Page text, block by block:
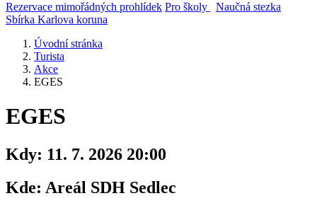
Rezervace mimořádných prohlídek Pro školy
Naučná stezka
Sbírka Karlova koruna
Úvodní stránka
Turista
Akce
EGES
EGES
Kdy: 11. 7. 2026 20:00
Kde: Areál SDH Sedlec